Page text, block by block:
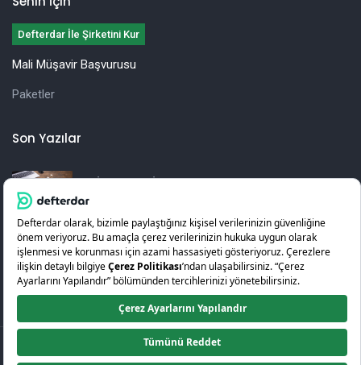
Defterdar İle Şirketini Kur
Mali Müşavir Başvurusu
Paketler
Son Yazılar
İşletmeler İçin Yıllık Vergi Beyannamesi
KOSGEB Girişimcilik Desteği Nedir? Nasıl Alınır?